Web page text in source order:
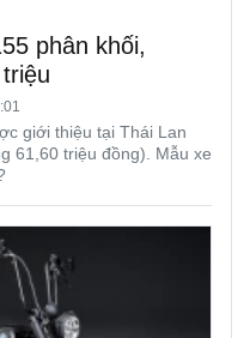
phân khối,
giới thiệu tại Thái Lan
61,60 triệu đồng). Mẫu xe